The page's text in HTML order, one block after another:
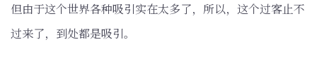
但由于这个世界各种吸引实在太多了，所以，这个过客止不
过来了，到处都是吸引。